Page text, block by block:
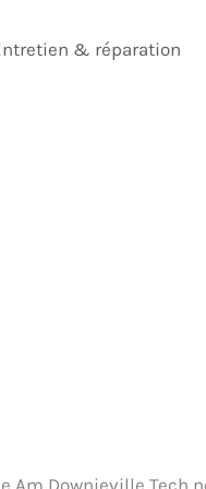
& réparation
Am Downieville Tech